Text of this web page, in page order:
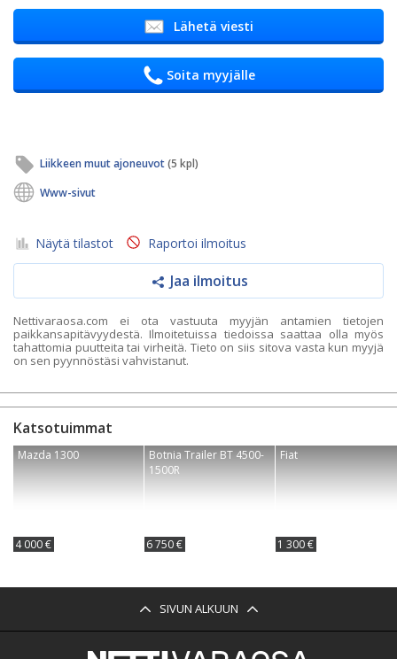
Lähetä viesti
Soita myyjälle
Liikkeen muut ajoneuvot(5 kpl)
Www-sivut
Näytä tilastot Raportoi ilmoitus
Jaa ilmoitus
Nettivaraosa.com ei ota vastuuta myyjän antamien tietojen
paikkansapitävyydestä. Ilmoitetuissa tiedoissa saattaa olla myös
tahattomia puutteita tai virheitä. Tieto on siis sitova vasta kun myyjä
on sen pyynnöstäsi vahvistanut.
Katsotuimmat
Mazda 1300
4 000 €
Botnia Trailer BT 4500-
1500R
6 750 €
Fiat
1 300 €
SIVUN ALKUUN